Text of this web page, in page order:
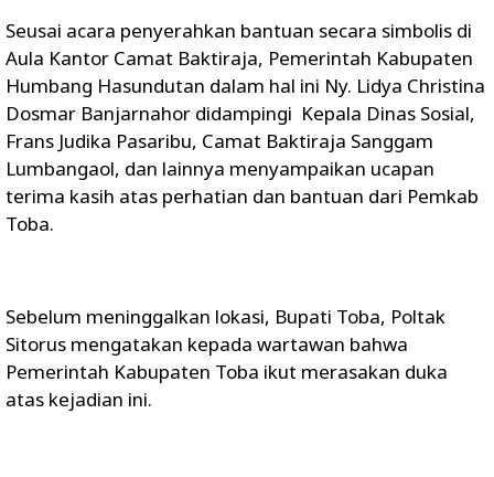
Seusai acara penyerahkan bantuan secara simbolis di
Aula Kantor Camat Baktiraja, Pemerintah Kabupaten
Humbang Hasundutan dalam hal ini Ny. Lidya Christina
Dosmar Banjarnahor didampingi Kepala Dinas Sosial,
Frans Judika Pasaribu, Camat Baktiraja Sanggam
Lumbangaol, dan lainnya menyampaikan ucapan
terima kasih atas perhatian dan bantuan dari Pemkab
Toba.
Sebelum meninggalkan lokasi, Bupati Toba, Poltak
Sitorus mengatakan kepada wartawan bahwa
Pemerintah Kabupaten Toba ikut merasakan duka
atas kejadian ini.